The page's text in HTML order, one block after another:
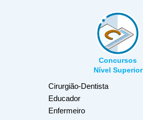
Concursos
Nível Superior
Cirurgião-Dentista
Educador
Enfermeiro